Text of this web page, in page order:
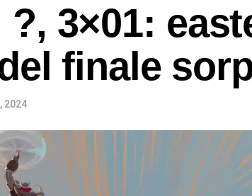
3×01:
finale
2024